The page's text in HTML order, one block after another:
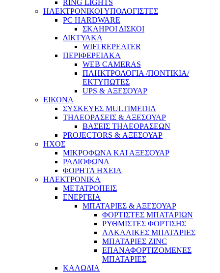
RING LIGHTS
ΗΛΕΚΤΡΟΝΙΚΟΙ ΥΠΟΛΟΓΙΣΤΕΣ
PC HARDWARE
ΣΚΛΗΡΟΙ ΔΙΣΚΟΙ
ΔΙΚΤΥΑΚΑ
WIFI REPEATER
ΠΕΡΙΦΕΡΕΙΑΚΑ
WEB CAMERAS
ΠΛΗΚΤΡΟΛΟΓΙΑ /ΠΟΝΤΙΚΙΑ/
ΕΚΤΥΠΩΤΕΣ
UPS & ΑΞΕΣΟΥΑΡ
ΕΙΚΟΝΑ
ΣΥΣΚΕΥΕΣ MULTIMEDIA
ΤΗΛΕΟΡΑΣΕΙΣ & ΑΞΕΣΟΥΑΡ
ΒΑΣΕΙΣ ΤΗΛΕΟΡΑΣΕΩΝ
PROJECTORS & ΑΞΕΣΟΥΑΡ
ΗΧΟΣ
ΜΙΚΡΟΦΩΝΑ ΚΑΙ ΑΞΕΣΟΥΑΡ
ΡΑΔΙΟΦΩΝΑ
ΦΟΡΗΤΑ ΗΧΕΙΑ
ΗΛΕΚΤΡΟΝΙΚΑ
ΜΕΤΑΤΡΟΠΕΙΣ
ΕΝΕΡΓΕΙΑ
ΜΠΑΤΑΡΙΕΣ & ΑΞΕΣΟΥΑΡ
ΦΟΡΤΙΣΤΕΣ ΜΠΑΤΑΡΙΩΝ
ΡΥΘΜΙΣΤΕΣ ΦΟΡΤΙΣΗΣ
ΑΛΚΑΛΙΚΕΣ ΜΠΑΤΑΡΙΕΣ
ΜΠΑΤΑΡΙΕΣ ZINC
ΕΠΑΝΑΦΟΡΤΙΖΟΜΕΝΕΣ
ΜΠΑΤΑΡΙΕΣ
ΚΑΛΩΔΙΑ